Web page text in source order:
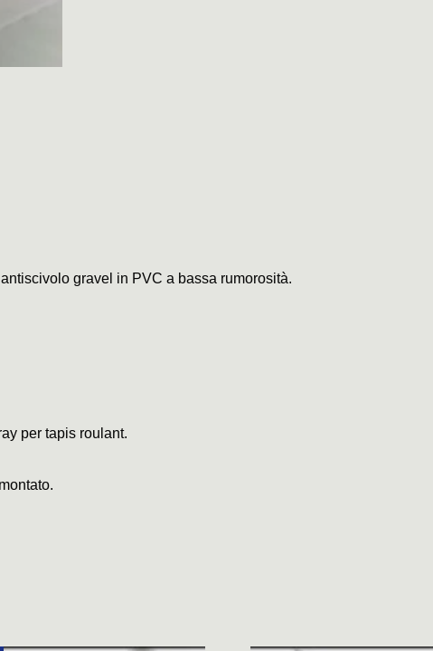
gravel in PVC a bassa rumorosità.
per tapis roulant.